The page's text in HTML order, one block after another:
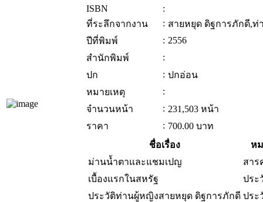
ISBN
:
ที่ระลึกจากงาน
: สายหยุด ดิฐการภักดี,ท่
ปีที่พิมพ์
: 2556
สำนักพิมพ์
:
ปก
: ปกอ่อน
หมายเหตุ
:
จำนวนหน้า
: 231,503 หน้า
ราคา
: 700.00 บาท
ชื่อเรื่อง
ห
ม่านน้ำตาและแชมเปญ
สาร
เบื้องแรกในสหรัฐ
ประ
ประวัติท่านผู้หญิงสายหยุด ดิฐการภักดี ประ